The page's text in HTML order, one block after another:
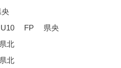
U10 FP 県央
北
北